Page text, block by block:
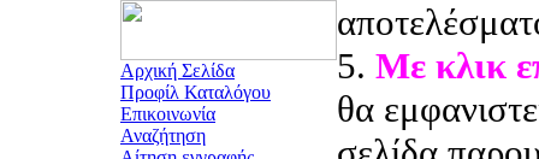
Αρχική Σελίδα
Προφίλ Καταλόγου
Επικοινωνία
Αναζήτηση
5. Με κλικ
θα